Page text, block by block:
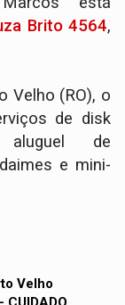
Brito 4564,
Velho (RO), o
de disk
aluguel de
e mini-
Velho